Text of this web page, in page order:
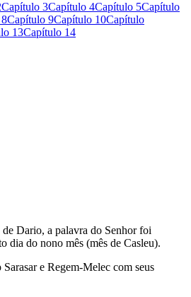
Capítulo 3Capítulo 4Capítulo 5Capítulo
Capítulo 9Capítulo 10Capítulo
13Capítulo 14
Dario, a palavra do Senhor foi
dia do nono mês (mês de Casleu).
e Regem-Melec com seus